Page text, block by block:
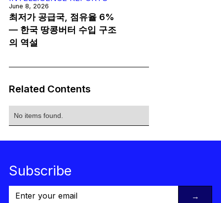
June 8, 2026
최저가 공급국, 점유율 6%
— 한국 땅콩버터 수입 구조
의 역설
Related Contents
No items found.
Subscribe
→